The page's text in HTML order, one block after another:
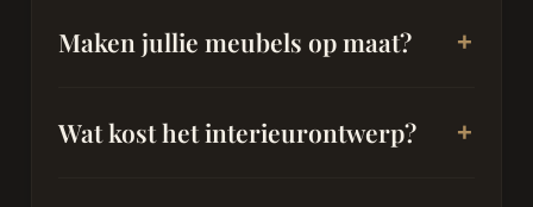
Maken jullie meubels op maat?
Wat kost het interieurontwerp?